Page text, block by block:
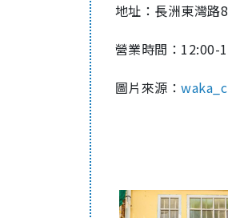
地址：長洲東灣路
營業時間：12:00-
圖片來源：